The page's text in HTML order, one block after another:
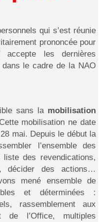
qui s’est réunie
prononcée pour
les dernières
le cadre de la NAO
sans la mobilisation
Cette mobilisation ne date
mai. Depuis le début la
l’ensemble des
des revendications,
décider des actions…
mené ensemble de
et déterminées :
rassemblement aux
l’Office, multiples